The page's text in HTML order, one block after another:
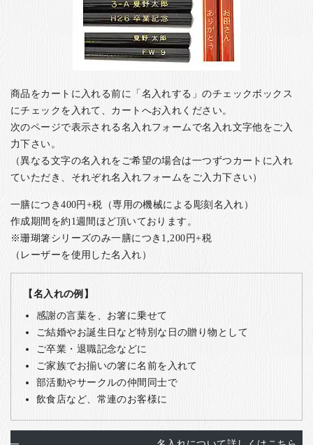
商品をカートに入れる前に「名入れする」のチェックボックス
にチェックを入れて、カートへお入れください。
次のページで表示される名入れフォームで名入れ文字他をご入
力下さい。
（異なる文字の名入れをご希望の場合は一つずつカートに入れ
ていただき、それぞれ名入れフォームをご入力下さい）
一膳につき400円+税（専用の機械による彫刻名入れ）
作成期間を約1週間ほど頂いております。
※珊瑚箸シリーズのみ一膳につき1,200円+税
（レーザーを使用した名入れ）
【名入れの例】
感謝の言葉を、お箸に乗せて
ご結婚やお誕生日など特別な日の贈り物として
ご卒業・退職記念などに
ご家族でお揃いの箸に名前を入れて
部活動やサークルの仲間同士で
飲食店など、常連のお客様に